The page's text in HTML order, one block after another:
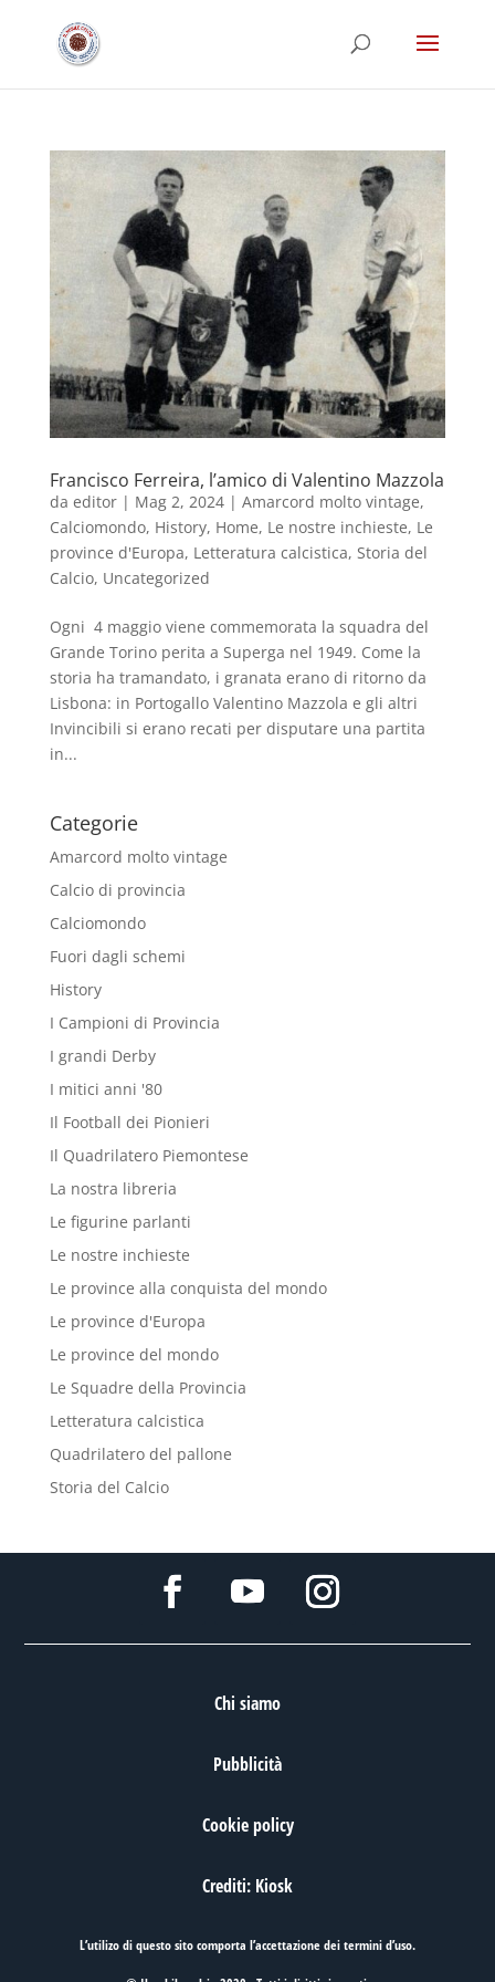
Francisco Ferreira, l’amico di Valentino Mazzola
da editor| Mag 2, 2024| Amarcord molto vintage,
Calciomondo, History, Home, Le nostre inchieste, Le
province d'Europa, Letteratura calcistica, Storia del
Calcio, Uncategorized
Ogni 4 maggio viene commemorata la squadra del
Grande Torino perita a Superga nel 1949. Come la
storia ha tramandato, i granata erano di ritorno da
Lisbona: in Portogallo Valentino Mazzola e gli altri
Invincibili si erano recati per disputare una partita
in...
Categorie
Amarcord molto vintage
Calcio di provincia
Calciomondo
Fuori dagli schemi
History
I Campioni di Provincia
I grandi Derby
I mitici anni '80
Il Football dei Pionieri
Il Quadrilatero Piemontese
La nostra libreria
Le figurine parlanti
Le nostre inchieste
Le province alla conquista del mondo
Le province d'Europa
Le province del mondo
Le Squadre della Provincia
Letteratura calcistica
Quadrilatero del pallone
Storia del Calcio
Chi siamo
Pubblicità
Cookie policy
Crediti: Kiosk
L’utilizo di questo sito comporta l’accettazione deitermini d’uso.